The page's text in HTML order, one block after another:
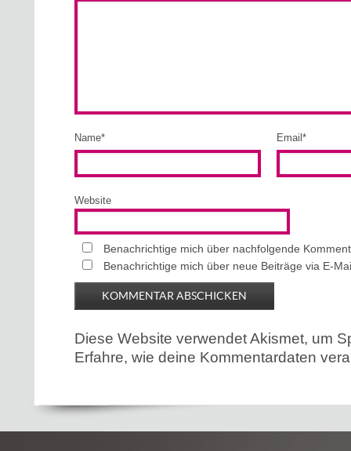
Name* Email *
Website
Benachrichtige mich über nachfolgende
Benachrichtige mich über neue Beiträge via E-
Diese Website verwendet Akismet, um
Erfahre, wie deine Kommentardaten